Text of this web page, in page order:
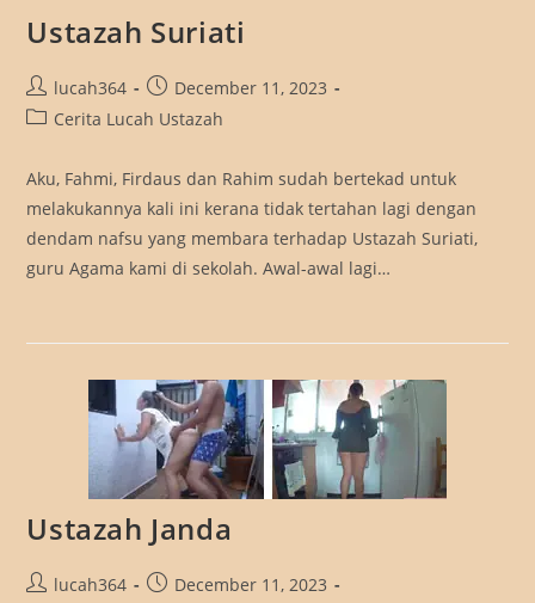
Ustazah Suriati
Post
author:
lucah364
Post
published:
December 11, 2023
PostCerita Lucah Ustazah
Aku, Fahmi, Firdaus dan Rahim sudah bertekad untuk
melakukannya kali ini kerana tidak tertahan lagi dengan
dendam nafsu yang membara terhadap Ustazah Suriati,
guru Agama kami di sekolah. Awal-awal lagi…
Ustazah Janda
Postlucah364
PostDecember 11, 2023